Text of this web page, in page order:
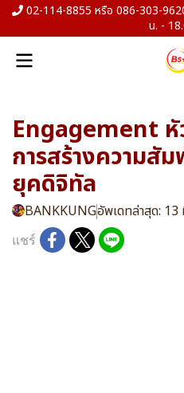
02-114-8855 หรือ 086-303-
น. -
Engagement
การสร้างความสั
ยุคดิจิทัล
BANKKUNGอัพเดทล่าสุด: 13
แชร์